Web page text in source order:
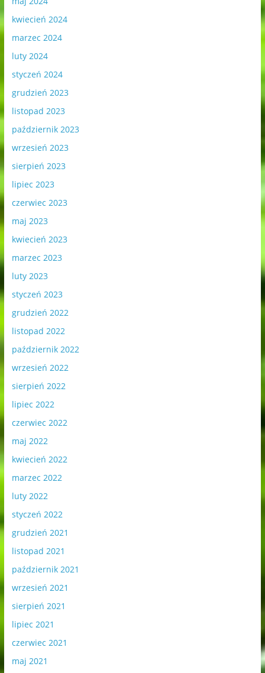
kwiecień 2024
marzec 2024
luty 2024
styczeń 2024
grudzień 2023
listopad 2023
październik 2023
wrzesień 2023
sierpień 2023
lipiec 2023
czerwiec 2023
maj 2023
kwiecień 2023
marzec 2023
luty 2023
styczeń 2023
grudzień 2022
listopad 2022
październik 2022
wrzesień 2022
sierpień 2022
lipiec 2022
czerwiec 2022
maj 2022
kwiecień 2022
marzec 2022
luty 2022
styczeń 2022
grudzień 2021
listopad 2021
październik 2021
wrzesień 2021
sierpień 2021
lipiec 2021
czerwiec 2021
maj 2021